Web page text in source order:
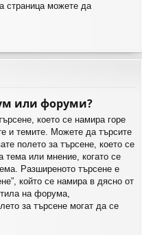
страница можете да
или форуми?
което се намира горе
и темите. Можете да търсите
полето за търсене, което се
тема или мнение, когато се
Разширеното търсене е
който се намира в дясно от
на форума,
за търсене могат да се